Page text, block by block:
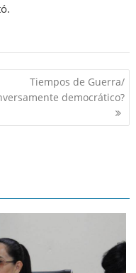
Tiempos de Guerra/
democrático?